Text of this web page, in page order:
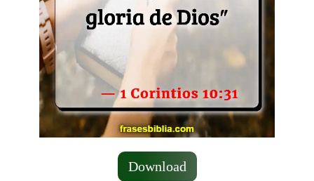
Download